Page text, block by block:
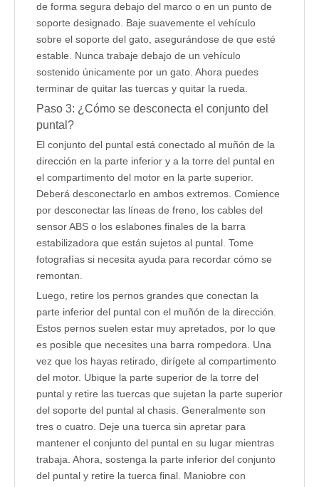
de forma segura debajo del marco o en un punto de
soporte designado. Baje suavemente el vehículo
sobre el soporte del gato, asegurándose de que esté
estable. Nunca trabaje debajo de un vehículo
sostenido únicamente por un gato. Ahora puedes
terminar de quitar las tuercas y quitar la rueda.
Paso 3: ¿Cómo se desconecta el conjunto del
puntal?
El conjunto del puntal está conectado al muñón de la
dirección en la parte inferior y a la torre del puntal en
el compartimento del motor en la parte superior.
Deberá desconectarlo en ambos extremos. Comience
por desconectar las líneas de freno, los cables del
sensor ABS o los eslabones finales de la barra
estabilizadora que están sujetos al puntal. Tome
fotografías si necesita ayuda para recordar cómo se
remontan.
Luego, retire los pernos grandes que conectan la
parte inferior del puntal con el muñón de la dirección.
Estos pernos suelen estar muy apretados, por lo que
es posible que necesites una barra rompedora. Una
vez que los hayas retirado, dirígete al compartimento
del motor. Ubique la parte superior de la torre del
puntal y retire las tuercas que sujetan la parte superior
del soporte del puntal al chasis. Generalmente son
tres o cuatro. Deje una tuerca sin apretar para
mantener el conjunto del puntal en su lugar mientras
trabaja. Ahora, sostenga la parte inferior del conjunto
del puntal y retire la tuerca final. Maniobre con